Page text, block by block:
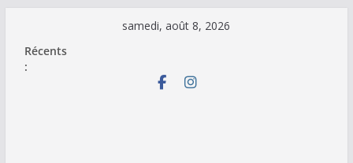
contenu
samedi, août 8, 2026
Récents
: